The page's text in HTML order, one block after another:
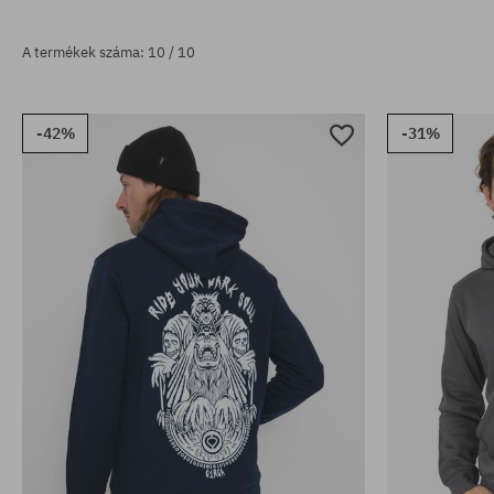
A termékek száma: 10 / 10
-42% -31%